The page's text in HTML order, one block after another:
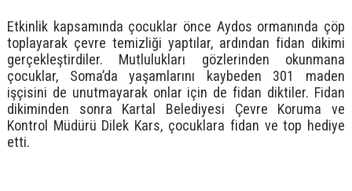
Etkinlik kapsamında çocuklar önce Aydos ormanında çöp
toplayarak çevre temizliği yaptılar, ardından fidan dikimi
gerçekleştirdiler. Mutlulukları gözlerinden okunmana
çocuklar, Soma’da yaşamlarını kaybeden 301 maden
işçisini de unutmayarak onlar için de fidan diktiler. Fidan
dikiminden sonra Kartal Belediyesi Çevre Koruma ve
Kontrol Müdürü Dilek Kars, çocuklara fidan ve top hediye
etti.